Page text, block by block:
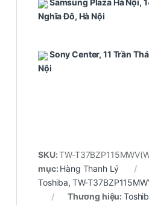
Samsung Plaza Hà Nội,
Nghĩa Đô, Hà Nội
Sony Center, 11 Trần
Nội
SKU:TW-
mục: Hàng Thanh Lý
Toshiba, TW-
Thương hiệu: